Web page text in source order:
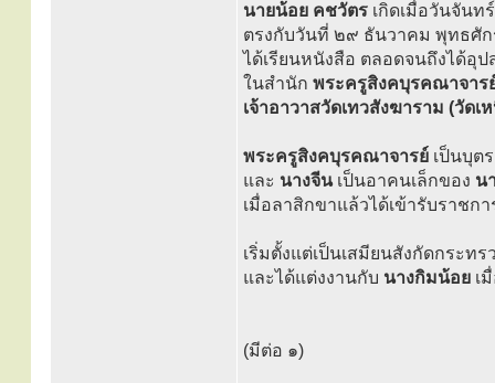
นายน้อย คชวัตร เกิดเมื่อวันจันท
ตรงกับวันที่ ๒๙ ธันวาคม พุทธศั
ได้เรียนหนังสือ ตลอดจนถึงได้อุ
ในสำนัก พระครูสิงคบุรคณาจาร
เจ้าอาวาสวัดเทวสังฆาราม (วัดเ
พระครูสิงคบุรคณาจารย์ เป็นบุต
และ นางจีนเป็นอาคนเล็กของ น
เมื่อลาสิกขาแล้วได้เข้ารับราชกา
เริ่มตั้งแต่เป็นเสมียนสังกัดกระท
และได้แต่งงานกับ นางกิมน้อย เ
(มีต่อ ๑)